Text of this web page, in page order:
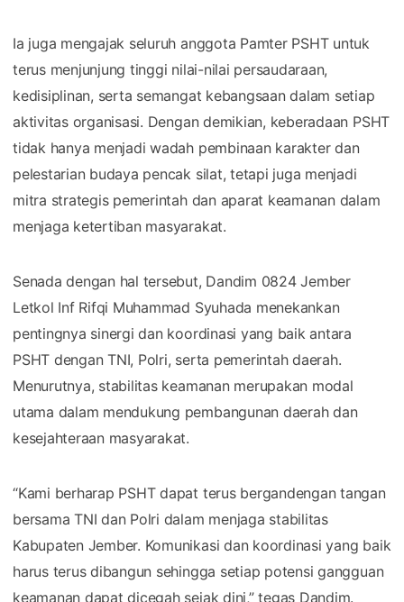
Ia juga mengajak seluruh anggota Pamter PSHT untuk
terus menjunjung tinggi nilai-nilai persaudaraan,
kedisiplinan, serta semangat kebangsaan dalam setiap
aktivitas organisasi. Dengan demikian, keberadaan PSHT
tidak hanya menjadi wadah pembinaan karakter dan
pelestarian budaya pencak silat, tetapi juga menjadi
mitra strategis pemerintah dan aparat keamanan dalam
menjaga ketertiban masyarakat.
Senada dengan hal tersebut, Dandim 0824 Jember
Letkol Inf Rifqi Muhammad Syuhada menekankan
pentingnya sinergi dan koordinasi yang baik antara
PSHT dengan TNI, Polri, serta pemerintah daerah.
Menurutnya, stabilitas keamanan merupakan modal
utama dalam mendukung pembangunan daerah dan
kesejahteraan masyarakat.
“Kami berharap PSHT dapat terus bergandengan tangan
bersama TNI dan Polri dalam menjaga stabilitas
Kabupaten Jember. Komunikasi dan koordinasi yang baik
harus terus dibangun sehingga setiap potensi gangguan
keamanan dapat dicegah sejak dini,” tegas Dandim.